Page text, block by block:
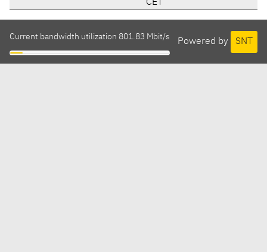
CET
Powered by SNT
Current bandwidth utilization 801.83 Mbit/s